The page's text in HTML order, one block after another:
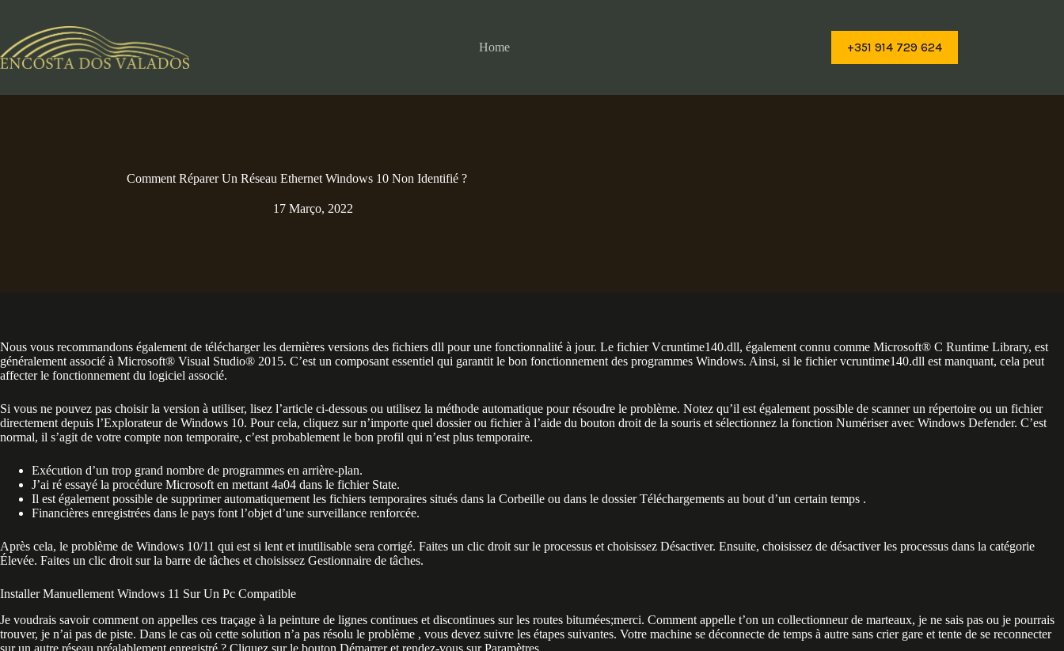
conteúdo
Home +351 914 729 624
Comment Réparer Un Réseau Ethernet Windows 10 Non Identifié ?
17 Março, 2022
Nous vous recommandons également de télécharger les dernières versions des fichiers dll pour une fonctionnalité à jour. Le fichier Vcruntime140.dll, également connu comme Microsoft® C Runtime Library, est
généralement associé à Microsoft® Visual Studio® 2015. C’est un composant essentiel qui garantit le bon fonctionnement des programmes Windows. Ainsi, si le fichier vcruntime140.dll est manquant, cela peut
affecter le fonctionnement du logiciel associé.
Si vous ne pouvez pas choisir la version à utiliser, lisez l’article ci-dessous ou utilisez la méthode automatique pour résoudre le problème. Notez qu’il est également possible de scanner un répertoire ou un fichier
directement depuis l’Explorateur de Windows 10. Pour cela, cliquez sur n’importe quel dossier ou fichier à l’aide du bouton droit de la souris et sélectionnez la fonction Numériser avec Windows Defender. C’est
normal, il s’agit de votre compte non temporaire, c’est probablement le bon profil qui n’est plus temporaire.
Exécution d’un trop grand nombre de programmes en arrière-plan.
J’ai ré essayé la procédure Microsoft en mettant 4a04 dans le fichier State.
Il est également possible de supprimer automatiquement les fichiers temporaires situés dans la Corbeille ou dans le dossier Téléchargements au bout d’un certain temps .
Financières enregistrées dans le pays font l’objet d’une surveillance renforcée.
Après cela, le problème de Windows 10/11 qui est si lent et inutilisable sera corrigé. Faites un clic droit sur le processus et choisissez Désactiver. Ensuite, choisissez de désactiver les processus dans la catégorie
Élevée. Faites un clic droit sur la barre de tâches et choisissez Gestionnaire de tâches.
Installer Manuellement Windows 11 Sur Un Pc Compatible
Je voudrais savoir comment on appelles ces traçage à la peinture de lignes continues et discontinues sur les routes bitumées;merci. Comment appelle t’on un collectionneur de marteaux, je ne sais pas ou je pourrais
trouver, je n’ai pas de piste. Dans le cas où cette solution n’a pas résolu le problème , vous devez suivre les étapes suivantes. Votre machine se déconnecte de temps à autre sans crier gare et tente de se reconnecter
sur un autre réseau préalablement enregistré ? Cliquez sur le bouton Démarrer et rendez-vous sur Paramètres.